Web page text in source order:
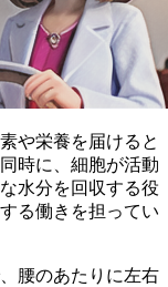
や栄養を届けると
時に、細胞が活動
水分を回収する役
る働きを担ってい
腰のあたりに左右